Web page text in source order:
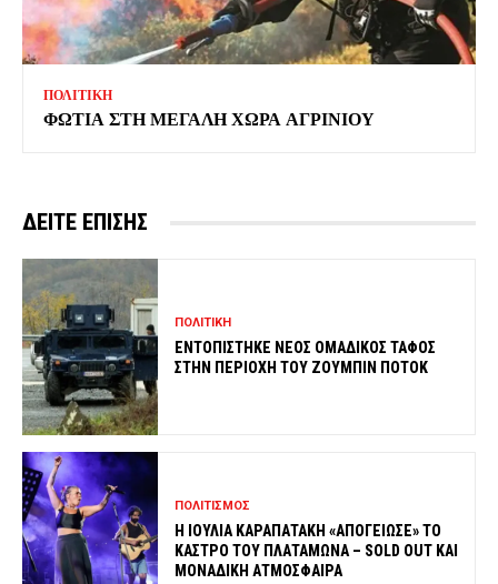
ΠΟΛΙΤΙΚΗ
ΦΩΤΙΑ ΣΤΗ ΜΕΓΑΛΗ ΧΩΡΑ ΑΓΡΙΝΙΟΥ
ΔΕΙΤΕ ΕΠΙΣΗΣ
ΠΟΛΙΤΙΚΗ
ΕΝΤΟΠΙΣΤΗΚΕ ΝΕΟΣ ΟΜΑΔΙΚΟΣ ΤΑΦΟΣ
ΣΤΗΝ ΠΕΡΙΟΧΗ ΤΟΥ ΖΟΥΜΠΙΝ ΠΟΤΟΚ
ΠΟΛΙΤΙΣΜΟΣ
Η ΙΟΥΛΙΑ ΚΑΡΑΠΑΤΑΚΗ «ΑΠΟΓΕΙΩΣΕ» ΤΟ
ΚΑΣΤΡΟ ΤΟΥ ΠΛΑΤΑΜΩΝΑ – SOLD OUT ΚΑΙ
ΜΟΝΑΔΙΚΗ ΑΤΜΟΣΦΑΙΡΑ